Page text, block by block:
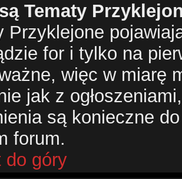
Tematy
Przyklejone
for i tylko na
więc w miarę
jak z
są konieczne
forum.
do góry